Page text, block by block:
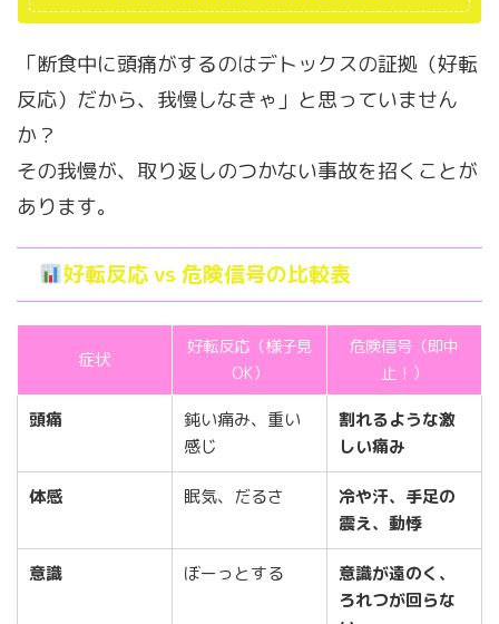
「断食中に頭痛がするのはデトックスの証拠（好転
反応）だから、我慢しなきゃ」と思っていません
か？
その我慢が、取り返しのつかない事故を招くことが
あります。
好転反応 vs 危険信号の比較表
症状
好転反応（様子見
OK）
危険信号（即中
止！）
頭痛
鈍い痛み、重い
感じ
割れるような激
しい痛み
体感 眠気、だるさ
冷や汗、手足の
震え、動悸
意識 ぼーっとする
意識が遠のく、
ろれつが回らな